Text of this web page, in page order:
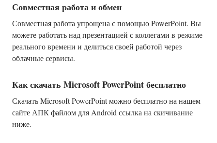
Совместная работа и обмен
Совместная работа упрощена с помощью PowerPoint. Вы
можете работать над презентацией с коллегами в режиме
реального времени и делиться своей работой через
облачные сервисы.
Как скачать Microsoft PowerPoint бесплатно
Скачать Microsoft PowerPoint можно бесплатно на нашем
сайте АПК файлом для Android ссылка на скичивание
ниже.